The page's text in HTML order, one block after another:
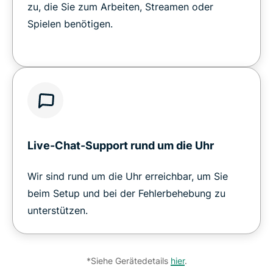
zu, die Sie zum Arbeiten, Streamen oder
Spielen benötigen.
Live-Chat-Support rund um die Uhr
Wir sind rund um die Uhr erreichbar, um Sie
beim Setup und bei der Fehlerbehebung zu
unterstützen.
*Siehe Gerätedetails hier.